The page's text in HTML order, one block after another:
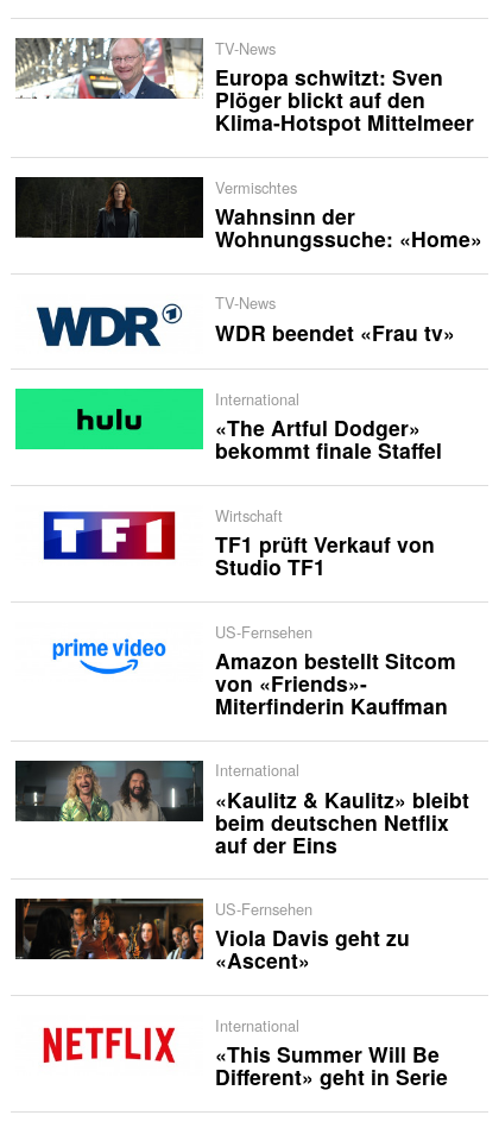
TV-News
Europa schwitzt: Sven
Plöger blickt auf den
Klima-Hotspot Mittelmeer
Vermischtes
Wahnsinn der
Wohnungssuche: «Home»
TV-News
WDR beendet «Frau tv»
International
«The Artful Dodger»
bekommt finale Staffel
Wirtschaft
TF1 prüft Verkauf von
Studio TF1
US-Fernsehen
Amazon bestellt Sitcom
von «Friends»-
Miterfinderin Kauffman
International
«Kaulitz & Kaulitz» bleibt
beim deutschen Netflix
auf der Eins
US-Fernsehen
Viola Davis geht zu
«Ascent»
International
«This Summer Will Be
Different» geht in Serie